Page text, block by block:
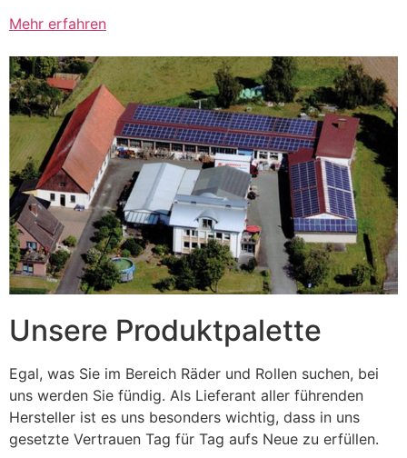
Mehr erfahren
Unsere Produktpalette
Egal, was Sie im Bereich Räder und Rollen suchen, bei
uns werden Sie fündig. Als Lieferant aller führenden
Hersteller ist es uns besonders wichtig, dass in uns
gesetzte Vertrauen Tag für Tag aufs Neue zu erfüllen.